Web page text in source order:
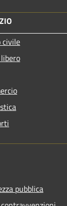
civile
pubblica